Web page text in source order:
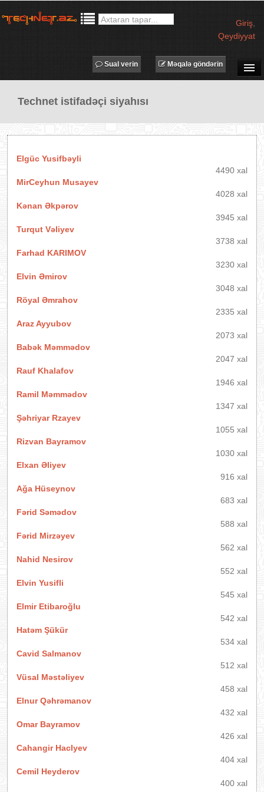
Giriş
Qeydiyyat
MƏQALƏLƏR
Məqalə göndərin
Sual verin
Technet istifadəçi siyahısı
Elgüc Yusifbəyli
4490 xal
MirCeyhun Musayev
4028 xal
Kənan Əkpərov
3945 xal
Turqut Vəliyev
3738 xal
Farhad KARIMOV
3230 xal
Elvin Əmirov
3048 xal
Röyal Əmrahov
2335 xal
Araz Ayyubov
2073 xal
Babək Məmmədov
2047 xal
Rauf Khalafov
1946 xal
Ramil Məmmədov
1347 xal
Şəhriyar Rzayev
1055 xal
Rizvan Bayramov
1030 xal
Elxan Əliyev
916 xal
Ağa Hüseynov
683 xal
Fərid Səmədov
588 xal
Fərid Mirzəyev
562 xal
Nahid Nesirov
552 xal
Elvin Yusifli
545 xal
Elmir Etibaroğlu
542 xal
Hatəm Şükür
534 xal
Cavid Salmanov
512 xal
Vüsal Məstəliyev
458 xal
Elnur Qəhrəmanov
432 xal
Omar Bayramov
426 xal
Cahangir HacIyev
404 xal
Cemil Heyderov
400 xal